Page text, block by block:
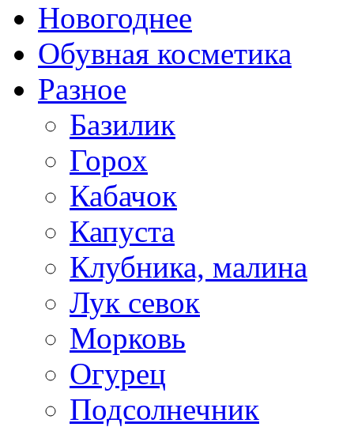
Новогоднее
Обувная косметика
Разное
Базилик
Горох
Кабачок
Капуста
Клубника, малина
Лук севок
Морковь
Огурец
Подсолнечник